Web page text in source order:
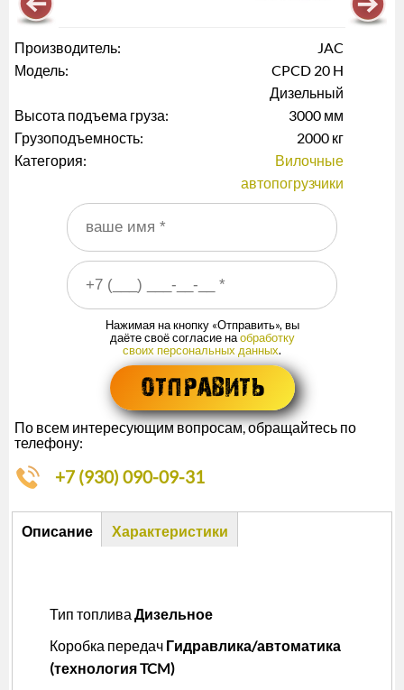
Производитель:
JAC
Модель:
CPCD 20 H
Дизельный
Высота подъема груза:
3000 мм
Грузоподъемность:
2000 кг
Категория:
Вилочные
автопогрузчики
Ваше имя
Ваш номер телефона
Нажимая на кнопку «Отправить», вы
даёте своё согласие наобработку
своих персональных данных.
По всем интересующим вопросам, обращайтесь по
телефону:
+7 (930) 090-09-31
Описание
Описание
Характеристики
Тип топлива Дизельное
Коробка передач Гидравлика/автоматика
(технология TCM)